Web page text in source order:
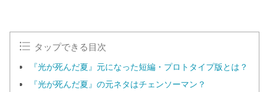
タップできる目次
『光が死んだ夏』元になった短編・プロトタイプ版とは？
『光が死んだ夏』の元ネタはチェンソーマン？